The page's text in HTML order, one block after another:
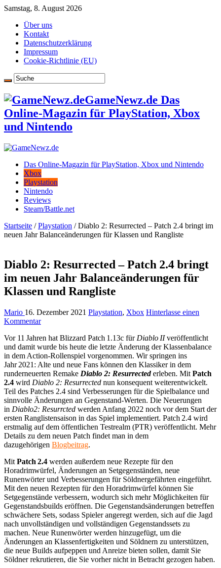
Samstag, 8. August 2026
Über uns
Kontakt
Datenschutzerklärung
Impressum
Cookie-Richtlinie (EU)
GameNewz.de Das
Online-Magazin für PlayStation, Xbox
und Nintendo
Das Online-Magazin für PlayStation, Xbox und Nintendo
Xbox
Playstation
Nintendo
Reviews
Steam/Battle.net
Startseite / Playstation / Diablo 2: Resurrected – Patch 2.4 bringt im
neuen Jahr Balanceänderungen für Klassen und Rangliste
Diablo 2: Resurrected – Patch 2.4 bringt
im neuen Jahr Balanceänderungen für
Klassen und Rangliste
Mario 16. Dezember 2021 Playstation, Xbox Hinterlasse einen
Kommentar
Vor 11 Jahren hat Blizzard Patch 1.13c für Diablo IIveröffentlicht
und damit wurde bis heute die letzte Änderung der Klassenbalance
in dem Action-Rollenspiel vorgenommen. Wir springen ins
Jahr 2021: Alte und neue Fans können den Klassiker in dem
runderneuerten Remake Diablo 2: Resurrected erleben. Mit Patch
2.4 wird Diablo 2: Resurrected nun konsequent weiterentwickelt.
Teil des Patches 2.4 sind Verbesserungen für die Spielbalance und
sinnvolle Änderungen an Gegenstand-Werten. Die Neuerungen
in Diablo2: Resurrcted werden Anfang 2022 noch vor dem Start der
ersten Ranglistensaison in das Spiel implementiert. Patch 2.4 wird
erstmalig auf dem öffentlichen Testrealm (PTR) veröffentlicht. Mehr
Details zu dem neuen Patch findet man in dem
dazugehörigen Blogbeitrag.
Mit Patch 2.4 werden außerdem neue Rezepte für den
Horadrimwürfel, Änderungen an Setgegenständen, neue
Runenwörter und Verbesserungen für Söldnergefährten eingeführt.
Mit den neuen Rezepten für den Horadrimwürfel können Sie
Setgegenstände verbessern, wodurch sich mehr Möglichkeiten für
Gegenstandsbuilds eröffnen. Die Gegenstandsänderungen betreffen
schwächere Sets, sodass Spieler angeregt werden, sich auf die Jagd
nach unvollständigen und vollständigen Gegenstandssets zu
machen. Neue Runenwörter werden hinzugefügt, um die
Änderungen an Klassenfertigkeiten und Söldnern zu unterstützen,
die neue Builds aufpeppen und Anreize bieten sollen, damit Sie
Söldner rekrutieren, die Sie vorher nicht in Betracht gezogen haben.